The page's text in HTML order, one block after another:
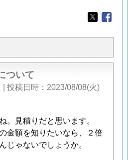
Opens in
ついて
投稿日時
2023/08/08(火)
。見積りだと思います。
金額を知りたいなら、２倍
じゃないでしょうか。